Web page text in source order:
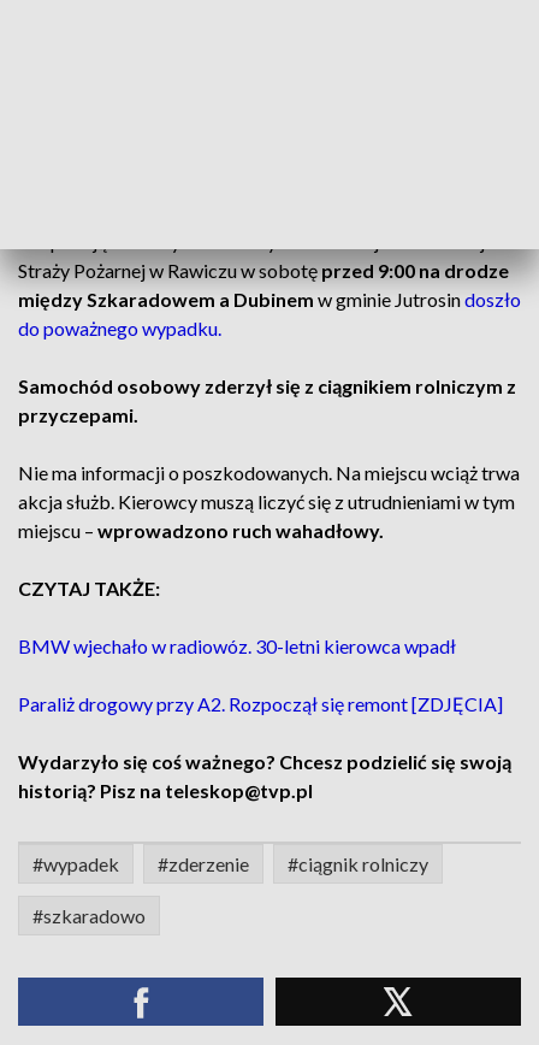
Straży Pożarnej w Rawiczu w sobotęprzed 9:00 na drodze
między Szkaradowem a Dubinem w gminie Jutrosindoszło
do poważnego wypadku.
Samochód osobowy zderzył się z ciągnikiem rolniczym z
przyczepami.
Nie ma informacji o poszkodowanych. Na miejscu wciąż trwa
akcja służb. Kierowcy muszą liczyć się z utrudnieniami w tym
miejscu – wprowadzono ruch wahadłowy.
CZYTAJ TAKŻE:
BMW wjechało w radiowóz. 30-letni kierowca wpadł
Paraliż drogowy przy A2. Rozpoczął się remont [ZDJĘCIA]
Wydarzyło się coś ważnego? Chcesz podzielić się swoją
historią? Pisz na teleskop@tvp.pl
#wypadek #zderzenie #ciągnik rolniczy
#szkaradowo